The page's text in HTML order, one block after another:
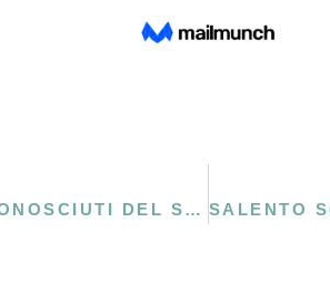
I PERCORSI MENO CONOSCIUTI DEL SALENTO: ESPLORAZIONI FUORI DAI SOLITI ITINERARI